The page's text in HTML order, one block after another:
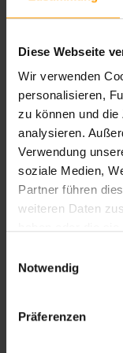
Diese Webseite
Wir verwenden
personalisieren,
zu können und
analysieren.
Verwendung
soziale Medien,
Partner führen
weiteren Daten
Notwendig
Präferenzen
Ihnen
Alle Preise,
Flugoptionen auf
finden Sie Ihr
Detaillierte
jederzeit
können. So
Warum beiETI